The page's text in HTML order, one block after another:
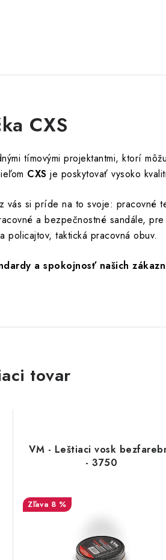
CXS
tímovými projektantmi, ktorí
ieľom CXS je poskytovať vysoko
vás si príde na to svoje: pracovné
a bezpečnostné sandále,
policajtov, taktická pracovná obuv.
a spokojnosť našich
tovar
VM - Leštiaci vosk
- 3750
8 %